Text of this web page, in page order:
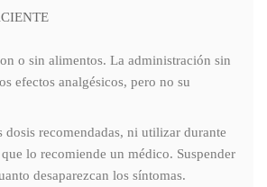
o sin alimentos. La administración sin
efectos analgésicos, pero no su
dosis recomendadas, ni utilizar durante
lo recomiende un médico. Suspender
desaparezcan los síntomas.